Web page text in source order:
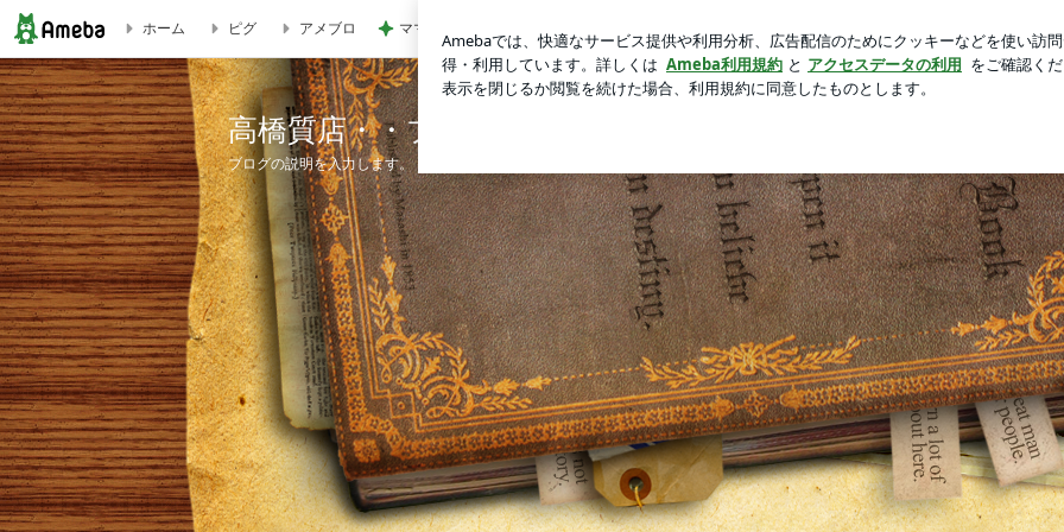
高橋質店・・ブログ
ホーム ピグ アメブロ ママ友の電話で知った次女の異変 ロ
高橋質店・・ブログ
ブログの説明を入力します。